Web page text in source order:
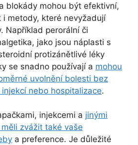
blokády mohou být efektivní,
i metody, které nevyžadují
Například perorální či
jako jsou náplasti s
protizánětlivé léky
se snadno používají a mohou
uvolnění bolesti bez
nebo hospitalizace.
injekcemi a jinými
zvážit také vaše
a preference. Je důležité